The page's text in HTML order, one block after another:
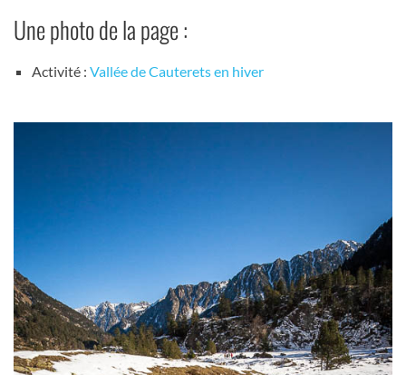
Une photo de la page :
Activité : Vallée de Cauterets en hiver